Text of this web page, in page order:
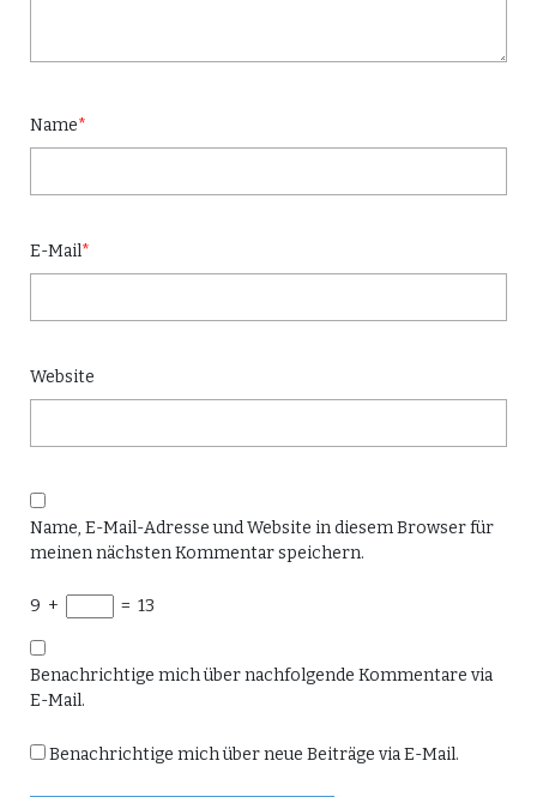
Name*
E-Mail*
Website
Name, E-Mail-Adresse und Website in diesem Browser für
meinen nächsten Kommentar speichern.
9 + = 13
Benachrichtige mich über nachfolgende Kommentare via
E-Mail.
Benachrichtige mich über neue Beiträge via E-Mail.